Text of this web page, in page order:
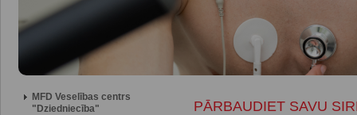
MFD Veselības centrs
"Dziedniecība"
PĀRBAUDIET SAVU